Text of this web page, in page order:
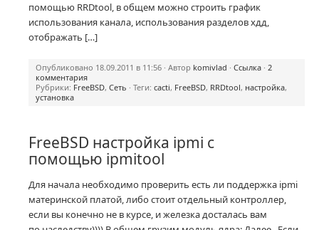
помощью RRDtool, в общем можно строить график
использования канала, использования разделов хдд,
отображать […]
Опубликовано 18.09.2011 в 11:56 · Автор komivlad · Ссылка · 2
комментария
Рубрики: FreeBSD, Сеть · Теги: cacti, FreeBSD, RRDtool, настройка,
установка
FreeBSD настройка ipmi с
помощью ipmitool
Для начала необходимо проверить есть ли поддержка ipmi
материнской платой, либо стоит отдельный контроллер,
если вы конечно не в курсе, и железка досталась вам